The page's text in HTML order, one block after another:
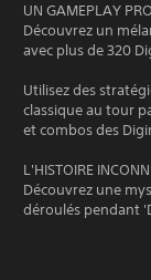
UN GAMEPLAY
Découvrez un
avec plus de 320
Utilisez des
classique au tour
et combos des
L'HISTOIRE
Découvrez une
déroulés pendant